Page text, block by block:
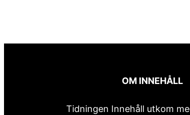
OM INNEHÅLL
Tidningen Innehåll utkom